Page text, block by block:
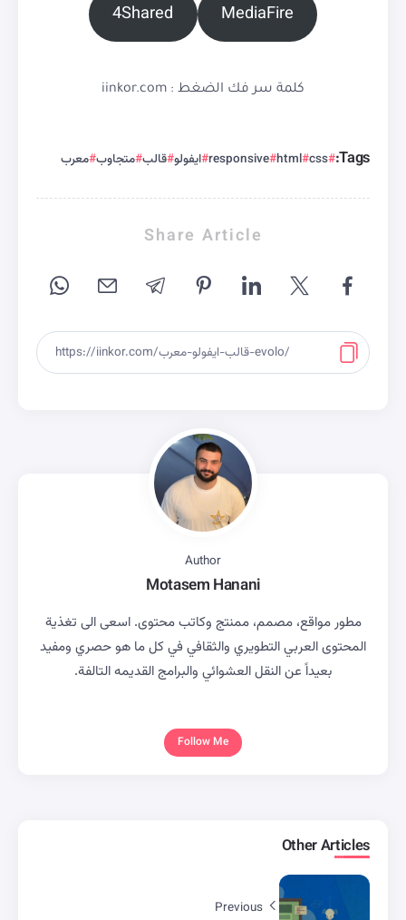
MediaFire
4Shared
كلمة سر فك الضغط : iinkor.com
Tags:
css
html
responsive ايفولو قالب متجاوب معرب
Share Article
Author
Motasem Hanani
مطور مواقع، مصمم، ممنتج وكاتب محتوى. اسعى الى تغذية
المحتوى العربي التطويري والثقافي في كل ما هو حصري ومفيد
بعيداً عن النقل العشوائي والبرامج القديمه التالفة.
Follow Me
Other Articles
Previous